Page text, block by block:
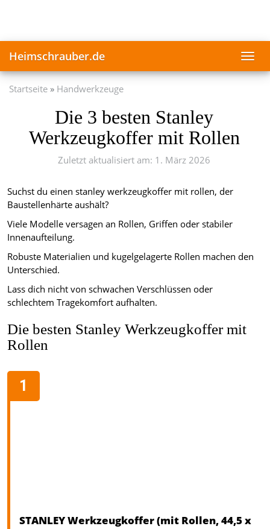
Heimschrauber.de
Startseite Handwerkzeuge
Die 3 besten Stanley
Werkzeugkoffer mit Rollen
Zuletzt aktualisiert am: 1. März 2026
Suchst du einen stanley werkzeugkoffer mit rollen, der
Baustellenhärte aushält?
Viele Modelle versagen an Rollen, Griffen oder stabiler
Innenaufteilung.
Robuste Materialien und kugelgelagerte Rollen machen den
Unterschied.
Lass dich nicht von schwachen Verschlüssen oder
schlechtem Tragekomfort aufhalten.
Die besten Stanley Werkzeugkoffer mit
Rollen
STANLEY Werkzeugkoffer (mit Rollen, 44,5 x